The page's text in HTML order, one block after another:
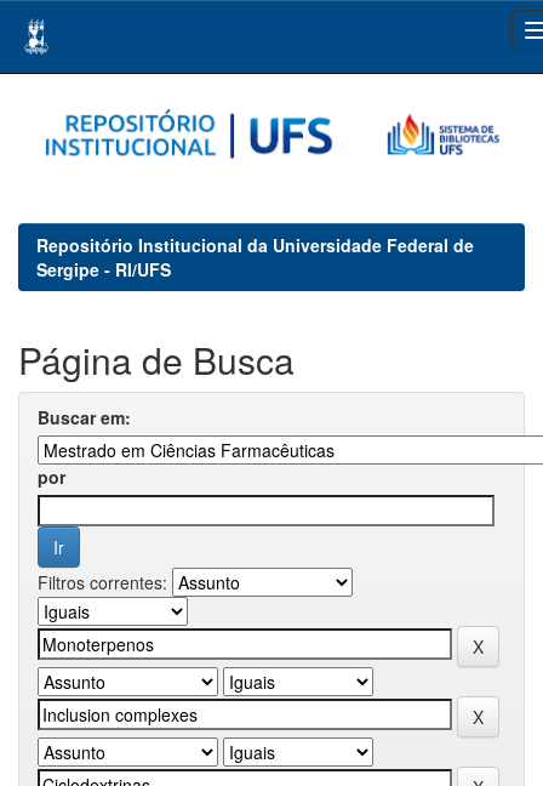
navigation
Repositório Institucional da Universidade Federal de
Sergipe - RI/UFS
Página de Busca
Buscar em:
por
Filtros correntes: